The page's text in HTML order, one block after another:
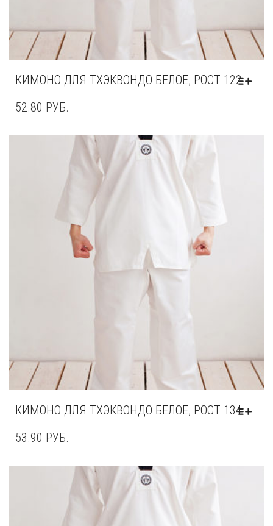
КИМОНО ДЛЯ ТХЭКВОНДО БЕЛОЕ, РОСТ 122
52.80 РУБ.
КИМОНО ДЛЯ ТХЭКВОНДО БЕЛОЕ, РОСТ 134
53.90 РУБ.